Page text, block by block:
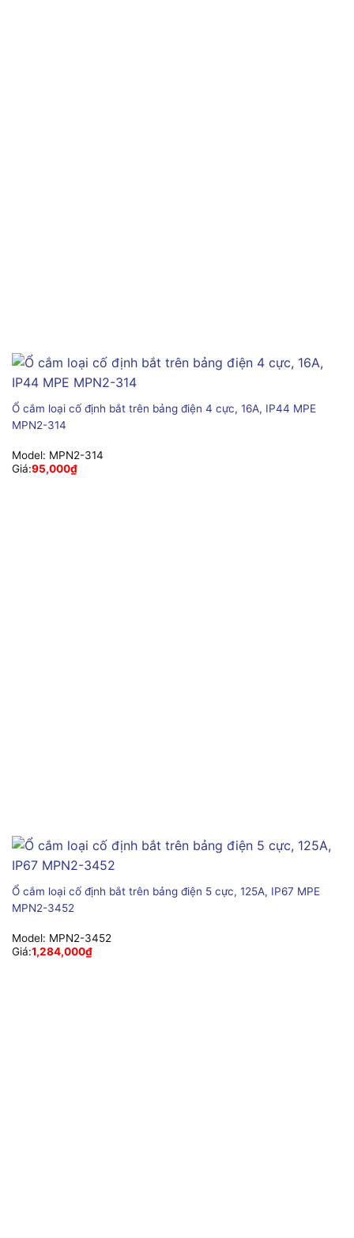
Ổ cắm loại cố định bắt trên bảng điện 4 cực, 16A, IP44 MPE
MPN2-314
Model: MPN2-314
Giá:95,000₫
Ổ cắm loại cố định bắt trên bảng điện 5 cực, 125A, IP67 MPE
MPN2-3452
Model: MPN2-3452
Giá:1,284,000₫